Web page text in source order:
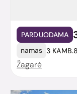
PARDUODAMA
namas 3 KAMB.
Žagarė